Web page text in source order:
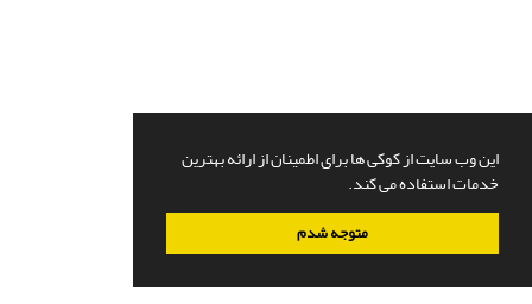
این وب سایت از کوکی ها برای اطمینان از ارائه بهترین
خدمات استفاده می کند.
متوجه شدم